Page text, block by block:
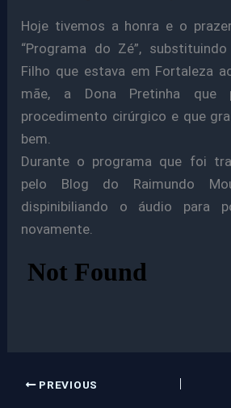
Hoje tivemos a honra e o
“Programa do Zé”,
Filho que estava em Fortaleza
mãe, a Dona Pretinha que
procedimento cirúrgico e que
bem.
Durante o programa que foi
pelo Blog do Raimundo
dispinibiliando o áudio para
novamente.
PREVIOUS